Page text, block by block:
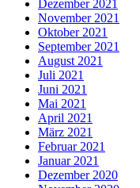
Dezember 2021
November 2021
Oktober 2021
September 2021
August 2021
Juli 2021
Juni 2021
Mai 2021
April 2021
März 2021
Februar 2021
Januar 2021
Dezember 2020